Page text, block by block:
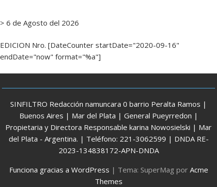
> 6 de Agosto del 2026
EDICION Nro. [DateCounter startDate="2020-09-16"
endDate="now" format="%a"]
SINFILTRO Redacción namuncara 0 barrio Peralta Ramos |
Buenos Aires | Mar del Plata | General Pueyrredon |
Propietaria y Directora Responsable karina Nowosielski | Mar
del Plata - Argentina. | Teléfono: 221-3062599 | DNDA RE-
2023-134838172-APN-DNDA
Funciona gracias a WordPress | Tema: SuperMag por Acme
Themes